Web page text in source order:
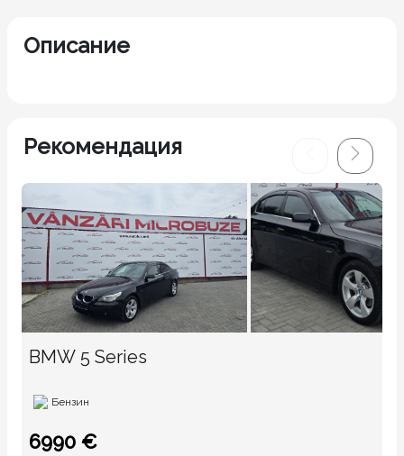
Описание
Рекомендация
BMW 5 Series
Бензин
6990 €